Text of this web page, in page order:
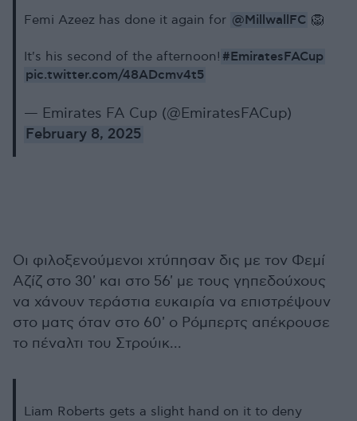
Femi Azeez has done it again for @MillwallFC 🦁
It's his second of the afternoon! #EmiratesFACup
pic.twitter.com/48ADcmv4t5
— Emirates FA Cup (@EmiratesFACup)
February 8, 2025
Οι φιλοξενούμενοι χτύπησαν δις με τον Φεμί
Αζίζ στο 30' και στο 56' με τους γηπεδούχους
να χάνουν τεράστια ευκαιρία να επιστρέψουν
στο ματς όταν στο 60' ο Ρόμπερτς απέκρουσε
το πέναλτι του Στρούικ...
Liam Roberts gets a slight hand on it to deny